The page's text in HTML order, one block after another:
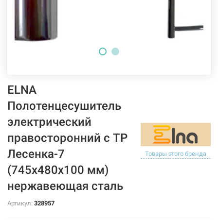
ELNA
Полотенцесушитель
электрический
правосторонний с ТР
Лесенка-7
(745х480х100 мм)
нержавеющая сталь
Товары этого бренда
Артикул: 328957